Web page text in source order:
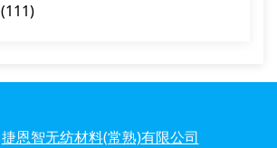
(111)
捷恩智无纺材料(常熟)有限公司